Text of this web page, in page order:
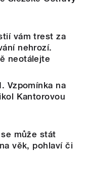
vám trest za
nehrozí.
neotálejte
Vzpomínka na
Kantorovou
může stát
věk, pohlaví či